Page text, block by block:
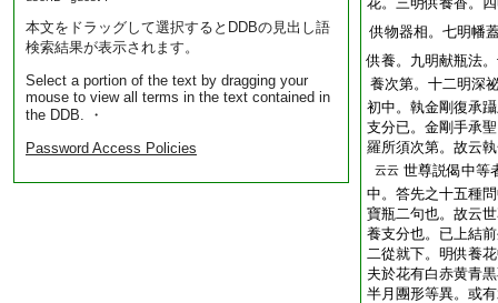
本文をドラッグして選択するとDDBの見出し語
検索結果が表示されます。
Select a portion of the text by dragging your
mouse to view all terms in the text contained in
the DDB. ・
Password Access Policies
供物器相。七明幡
供養。九明献瓶法
養次第。十二明深
初中。執金剛復承
支分已。金剛手承
羅所須次第。故云
云云 世尊説偈中等
中。答先之十五種
寶瓶二句也。故云
養支分也。已上結
二從就下。明供養
夫於花有白赤黄青
半月團形等異。或